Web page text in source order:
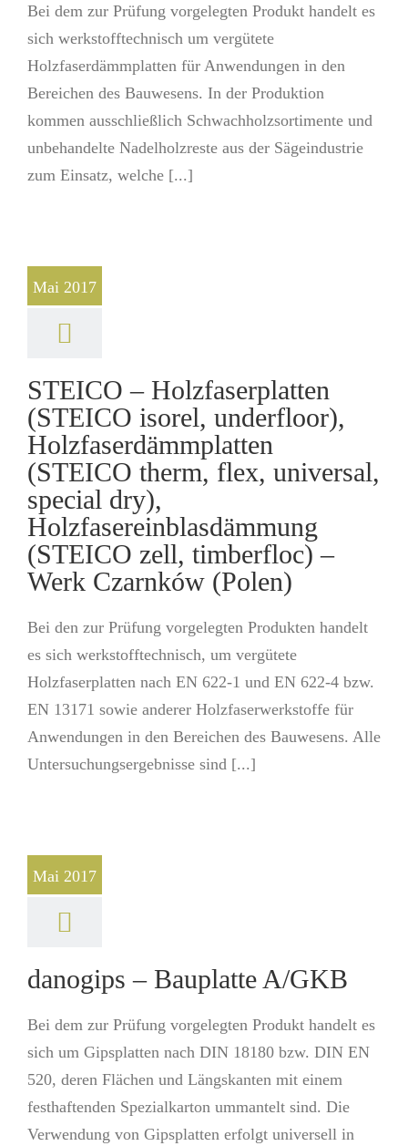
Bei dem zur Prüfung vorgelegten Produkt handelt es
sich werkstofftechnisch um vergütete
Holzfaserdämmplatten für Anwendungen in den
Bereichen des Bauwesens. In der Produktion
kommen ausschließlich Schwachholzsortimente und
unbehandelte Nadelholzreste aus der Sägeindustrie
zum Einsatz, welche [...]
Mai 2017
STEICO – Holzfaserplatten
(STEICO isorel, underfloor),
Holzfaserdämmplatten
(STEICO therm, flex, universal,
special dry),
Holzfasereinblasdämmung
(STEICO zell, timberfloc) –
Werk Czarnków (Polen)
Bei den zur Prüfung vorgelegten Produkten handelt
es sich werkstofftechnisch, um vergütete
Holzfaserplatten nach EN 622-1 und EN 622-4 bzw.
EN 13171 sowie anderer Holzfaserwerkstoffe für
Anwendungen in den Bereichen des Bauwesens. Alle
Untersuchungsergebnisse sind [...]
Mai 2017
danogips – Bauplatte A/GKB
Bei dem zur Prüfung vorgelegten Produkt handelt es
sich um Gipsplatten nach DIN 18180 bzw. DIN EN
520, deren Flächen und Längskanten mit einem
festhaftenden Spezialkarton ummantelt sind. Die
Verwendung von Gipsplatten erfolgt universell in